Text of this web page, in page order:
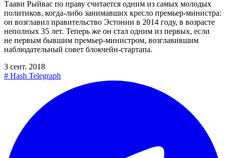
Таави Рыйвас по праву считается одним из самых молодых
политиков, когда-либо занимавших кресло премьер-министра:
он возглавил правительство Эстонии в 2014 году, в возрасте
неполных 35 лет. Теперь же он стал одним из первых, если
не первым бывшим премьер-министром, возглавившим
наблюдательный совет блокчейн-стартапа.
3 сент. 2018
# Hash Telegraph